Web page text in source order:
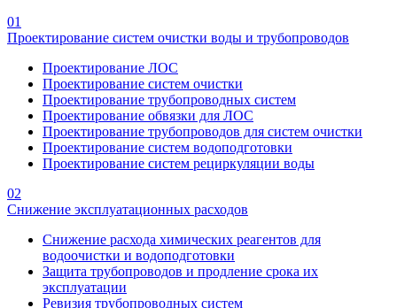
01
Проектирование систем очистки воды и трубопроводов
Проектирование ЛОС
Проектирование систем очистки
Проектирование трубопроводных систем
Проектирование обвязки для ЛОС
Проектирование трубопроводов для систем очистки
Проектирование систем водоподготовки
Проектирование систем рециркуляции воды
02
Снижение эксплуатационных расходов
Снижение расхода химических реагентов для
водоочистки и водоподготовки
Защита трубопроводов и продление срока их
эксплуатации
Ревизия трубопроводных систем